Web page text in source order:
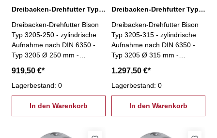
Dreibacken-Drehfutter Typ 3205-250
Dreibacken-Drehfutter Bison
Typ 3205-250 - zylindrische
Aufnahme nach DIN 6350 -
Typ 3205 Ø 250 mm -
relevanten Baugruppen -
Futterkörper aus Guss -
geteilte Backen- inkl. je 1 Satz
harter Aufsatzbacken und
harter Grundbacken,
Befestigungsschrauben
919,50 €*
Lagerbestand: 0
In den Warenkorb
Dreibacken-Drehfutter Typ 3205-315
Dreibacken-Drehfutter Bison
Typ 3205-315 - zylindrische
Aufnahme nach DIN 6350 -
Typ 3205 Ø 315 mm -
relevanten Baugruppen -
Futterkörper aus Guss -
geteilte Backen- inkl. je 1 Satz
harter Aufsatzbacken und
harter Grundbacken,
Befestigungsschrauben
1.297,50 €*
Lagerbestand: 0
In den Warenkorb